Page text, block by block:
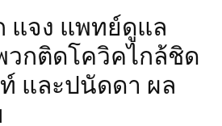
แจง แพทย์ดูแล
วกติดโควิคไกล้ชิด
และปนัดดา ผล